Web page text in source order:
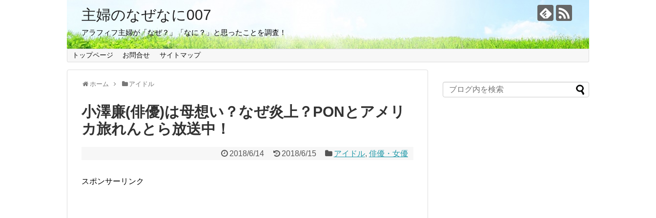
主婦のなぜなに007
アラフィフ主婦が「なぜ？」「なに？」と思ったことを調査！
トップページ お問合せ サイトマップ
ホーム アイドル
小澤廉(俳優)は母想い？なぜ炎上？PONとアメリ
カ旅れんとら放送中！
2018/6/14 2018/6/15 アイドル, 俳優・女優
スポンサーリンク